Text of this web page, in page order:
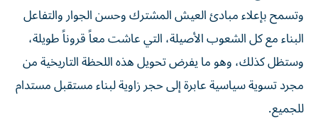
وتسمح بإعلاء مبادئ العيش المشترك وحسن الجوار والتفاعل
البناء مع كل الشعوب الأصيلة، التي عاشت معاً قروناً طويلة،
وستظل كذلك، وهو ما يفرض تحويل هذه اللحظة التاريخية من
مجرد تسوية سياسية عابرة إلى حجر زاوية لبناء مستقبل مستدام
للجميع.